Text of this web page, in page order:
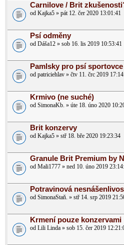
Carnilove / Brit
od Kajka5 » pát 12. čer 2020 13:01:41
Psí odměny
od Dáša12 » sob 16. lis 2019 10:53:41
Pamlsky pro psí sportovce
od patriciehlav » čtv 11. črc 2019
Krmivo (ne suché)
od SimonaKb. » úte 18. úno 2020
Brit konzervy
od Kajka5 » stř 18. bře 2020 19:23:34
Granule Brit Premium by
od Mali1777 » ned 10. úno 2019
Potravinová
od SimonaStaň. » stř 14. srp 2019
Krmení pouze konzervami
od Lili Linda » sob 15. čer 2019